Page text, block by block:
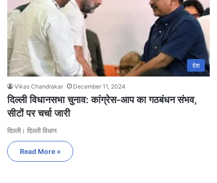
देश
Vikas Chandrakar December 11, 2024
दिल्ली विधानसभा चुनाव: कांग्रेस-आप का गठबंधन संभव,
सीटों पर चर्चा जारी
दिल्ली। दिल्ली विधान
Read More »